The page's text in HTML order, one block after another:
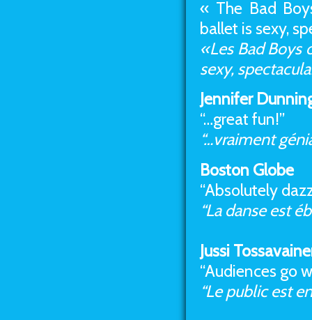
« The Bad
ballet is sexy,
«Les Bad
sexy,
Jennifer
“…great fun!”
“…vraiment
Boston Globe
“Absolutely
“La danse est
Jussi
“Audiences go
“Le public est